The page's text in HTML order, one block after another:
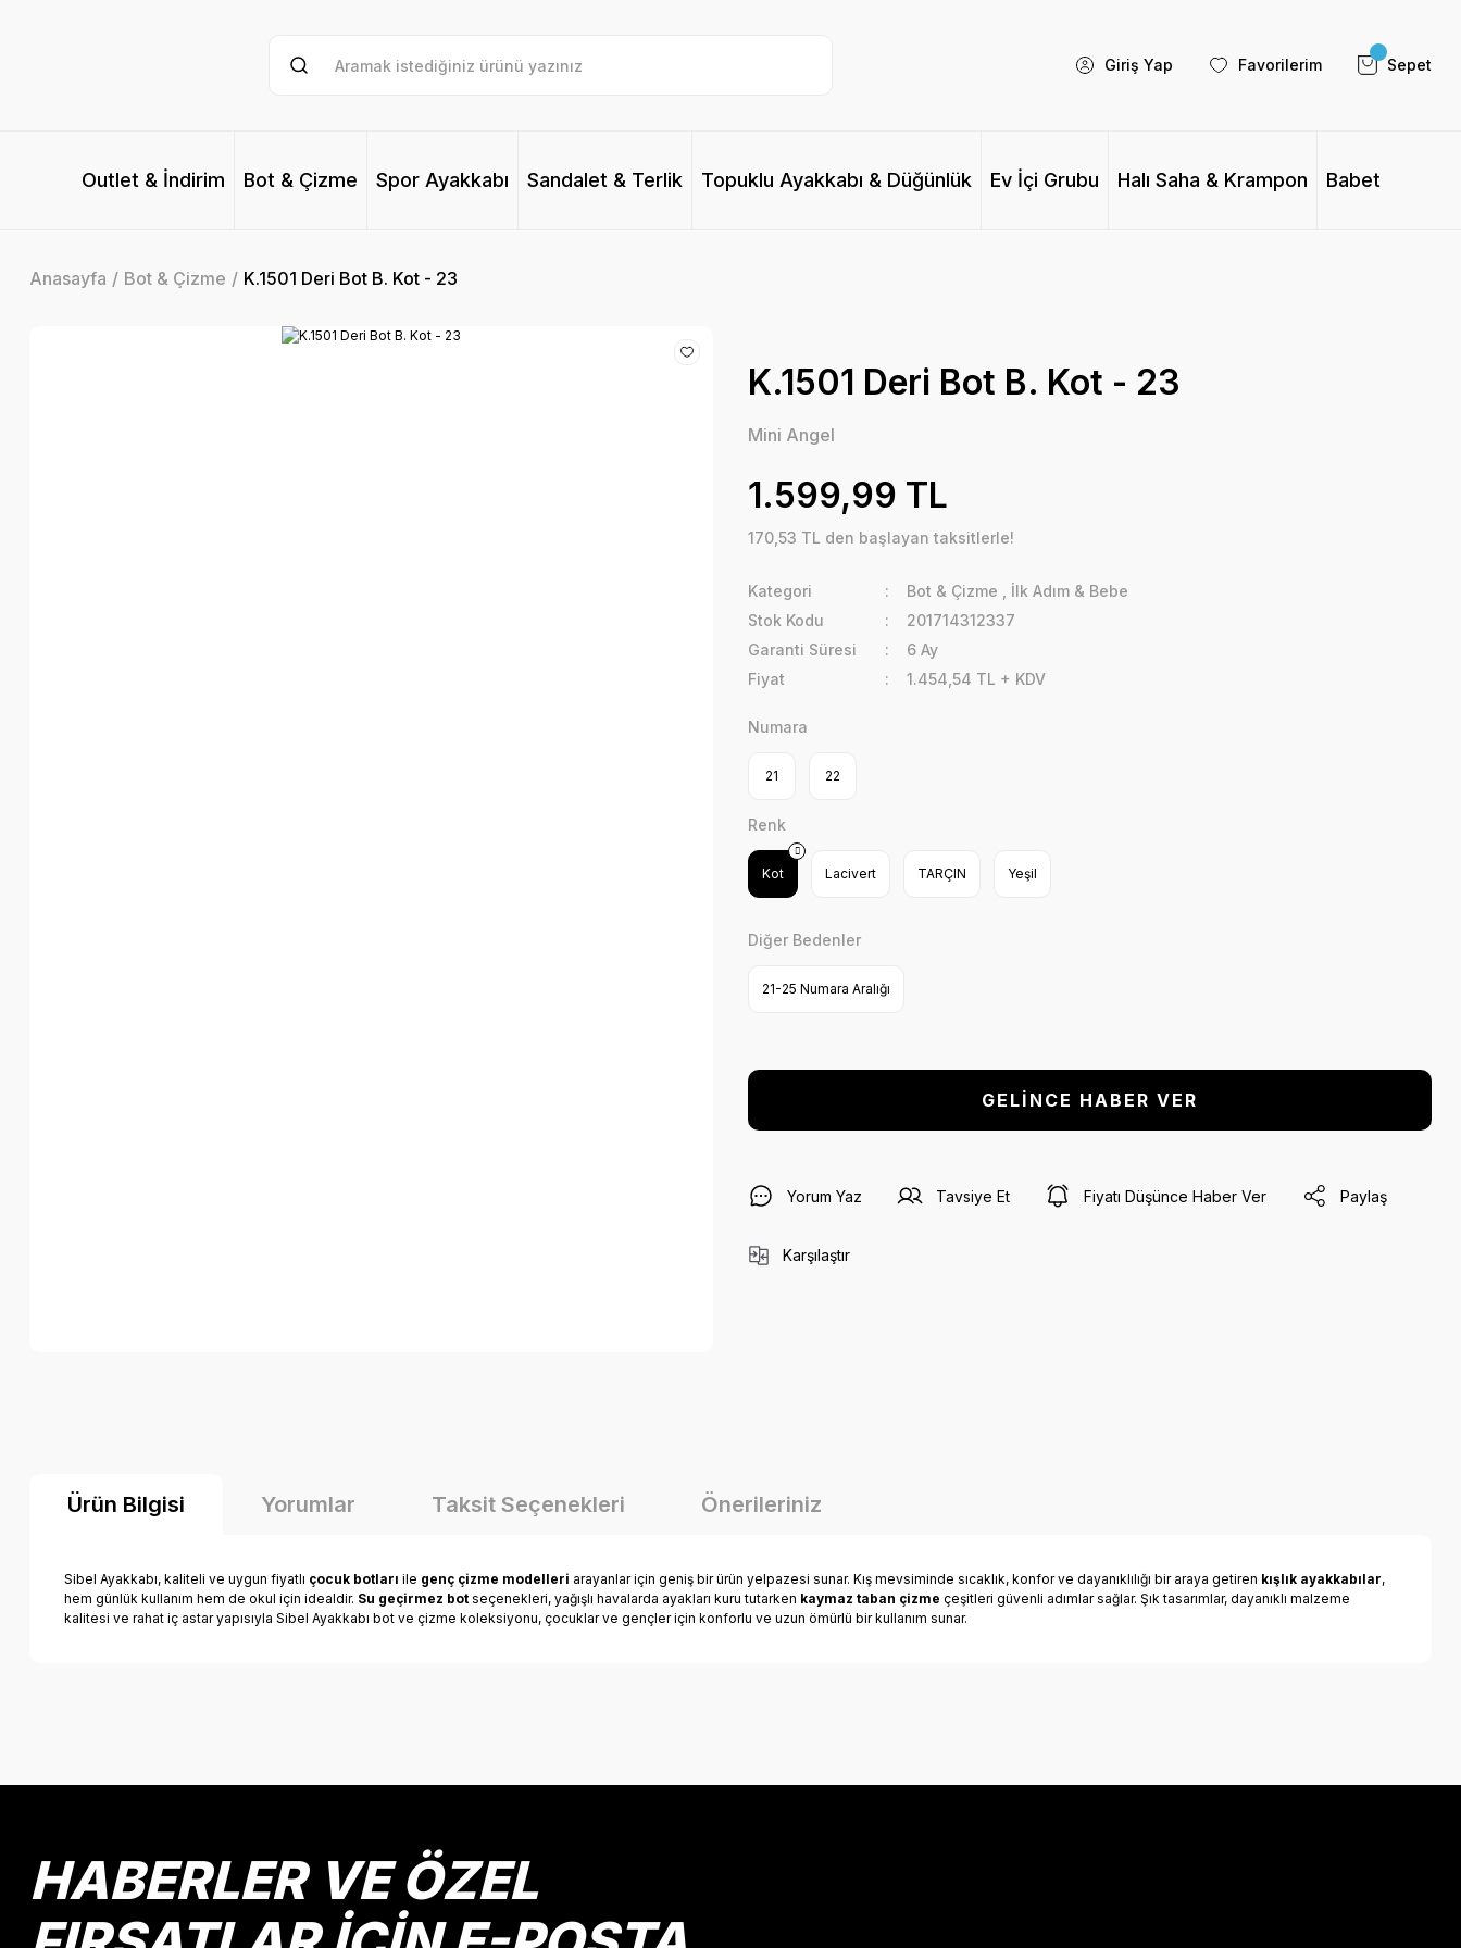
Giriş Yap Favorilerim Sepet
Outlet & İndirim Bot & Çizme Spor Ayakkabı Sandalet & Terlik Topuklu Ayakkabı & Düğünlük Ev İçi Grubu Halı Saha & Krampon Babet
Anasayfa Bot & Çizme K.1501 Deri Bot B. Kot - 23
K.1501 Deri Bot B. Kot - 23
Mini Angel
1.599,99 TL
170,53 TL den başlayan taksitlerle!
Kategori Bot & Çizme
İlk Adım & Bebe
Stok Kodu
201714312337
Garanti Süresi
6 Ay
Fiyat
1.454,54 TL + KDV
Numara
21 22
Renk
Kot Lacivert TARÇIN Yeşil
Diğer Bedenler
21-25 Numara Aralığı
GELİNCE HABER VER
Yorum Yaz Tavsiye Et Fiyatı Düşünce Haber Ver Paylaş
Karşılaştır
Ürün Bilgisi Yorumlar Taksit Seçenekleri Önerileriniz
Sibel Ayakkabı, kaliteli ve uygun fiyatlı çocuk botları ile genç çizme modelleri arayanlar için geniş bir ürün yelpazesi sunar. Kış mevsiminde sıcaklık, konfor ve dayanıklılığı bir araya getiren kışlık ayakkabılar,
hem günlük kullanım hem de okul için idealdir. Su geçirmez bot seçenekleri, yağışlı havalarda ayakları kuru tutarken kaymaz taban çizme çeşitleri güvenli adımlar sağlar. Şık tasarımlar, dayanıklı malzeme
kalitesi ve rahat iç astar yapısıyla Sibel Ayakkabı bot ve çizme koleksiyonu, çocuklar ve gençler için konforlu ve uzun ömürlü bir kullanım sunar.
Ürün resmi kalitesiz, bozuk veya görüntülenemiyor.
Ürün fiyatı diğer sitelerden daha pahalı.
Bu ürüne benzer farklı alternatifler olmalı.
HABERLER VE ÖZEL